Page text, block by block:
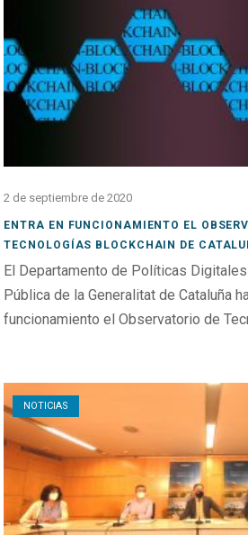
2 de septiembre de 2020
ENTRA EN FUNCIONAMIENTO EL
TECNOLOGÍAS BLOCKCHAIN DE
El Departamento de Políticas
Pública de la Generalitat de Cataluña
funcionamiento el Observatorio de
NOTICIAS
Open post